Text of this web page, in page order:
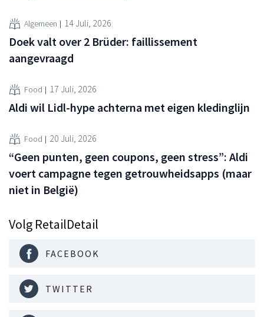
Algemeen 14 Juli, 2026
Doek valt over 2 Brüder: faillissement
aangevraagd
Food 17 Juli, 2026
Aldi wil Lidl-hype achterna met eigen kledinglijn
Food 20 Juli, 2026
“Geen punten, geen coupons, geen stress”: Aldi
voert campagne tegen getrouwheidsapps (maar
niet in België)
Volg RetailDetail
FACEBOOK
TWITTER